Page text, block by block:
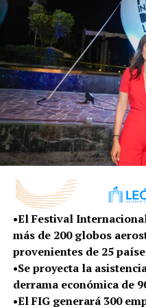
•El Festival
más de 200 globos
provenientes de 25
•Se proyecta la
derrama económica de
•El FIG generará 300